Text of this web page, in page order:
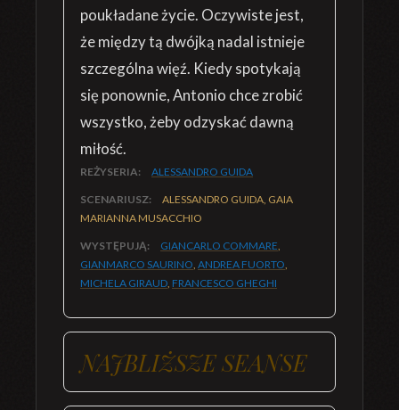
poukładane życie. Oczywiste jest,
że między tą dwójką nadal istnieje
szczególna więź. Kiedy spotykają
się ponownie, Antonio chce zrobić
wszystko, żeby odzyskać dawną
miłość.
REŻYSERIA: ALESSANDRO GUIDA
SCENARIUSZ:
ALESSANDRO GUIDA, GAIA
MARIANNA MUSACCHIO
WYSTĘPUJĄ: GIANCARLO COMMARE,
GIANMARCO SAURINO, ANDREA FUORTO,
MICHELA GIRAUD, FRANCESCO GHEGHI
NAJBLIŻSZE SEANSE